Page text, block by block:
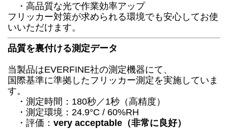
・高品質な光で作業効率アップ
フリッカー対策が求められる環境でも安心してお使
いいただけます。
品質を裏付ける測定データ
当製品はEVERFINE社の測定機器にて、
国際基準に準拠したフリッカー測定を実施していま
す。
・測定時間：180秒／1秒（高精度）
・測定環境：24.9°C / 60%RH
・評価： very acceptable（非常に良好）